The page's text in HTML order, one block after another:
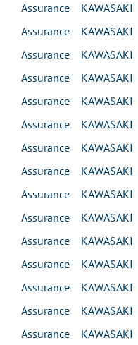
Assurance
Assurance
Assurance
Assurance
Assurance
Assurance
Assurance
Assurance
Assurance
Assurance
Assurance
Assurance
Assurance
Assurance
Assurance